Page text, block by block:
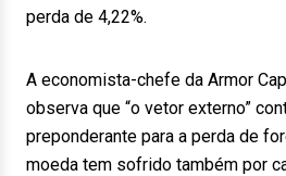
perda de 4,22%.
A economista-chefe da Armor
observa que “o vetor externo”
preponderante para a perda de
moeda tem sofrido também por